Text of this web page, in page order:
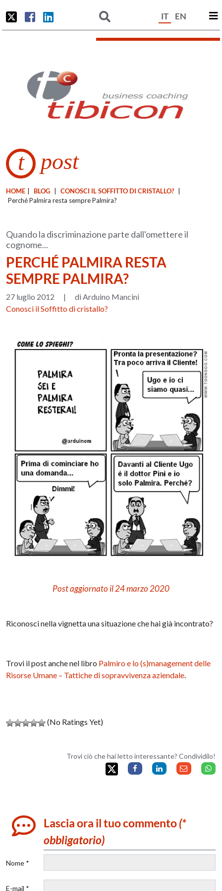
IT EN
t post
HOME BLOG CONOSCI IL SOFFITTO DI CRISTALLO?
Perché Palmira resta sempre Palmira?
Quando la discriminazione parte dall'omettere il
cognome...
PERCHÉ PALMIRA RESTA
SEMPRE PALMIRA?
27 luglio 2012 |
di Arduino Mancini
Conosci il Soffitto di cristallo?
Post aggiornato il 24 marzo 2020
Riconosci nella vignetta una situazione che hai già incontrato?
Trovi il post anche nel libro Palmiro e lo (s)management delle
Risorse Umane – Tattiche di sopravvivenza aziendale.
(No Ratings Yet)
Trovi ciò che hai letto interessante? Condividilo!
Lascia ora il tuo commento(*
obbligatorio)
Nome *
E-mail *